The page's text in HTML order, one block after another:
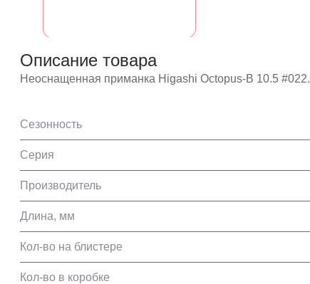
Описание товара
Неоснащенная приманка Higashi Octopus-B 10.5 #022.
Сезонность
Серия
Производитель
Длина, мм
Кол-во на блистере
Кол-во в коробке